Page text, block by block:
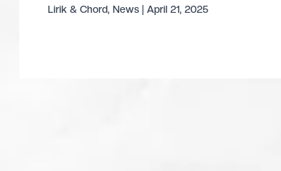
Lirik & Chord, News April 21, 2025